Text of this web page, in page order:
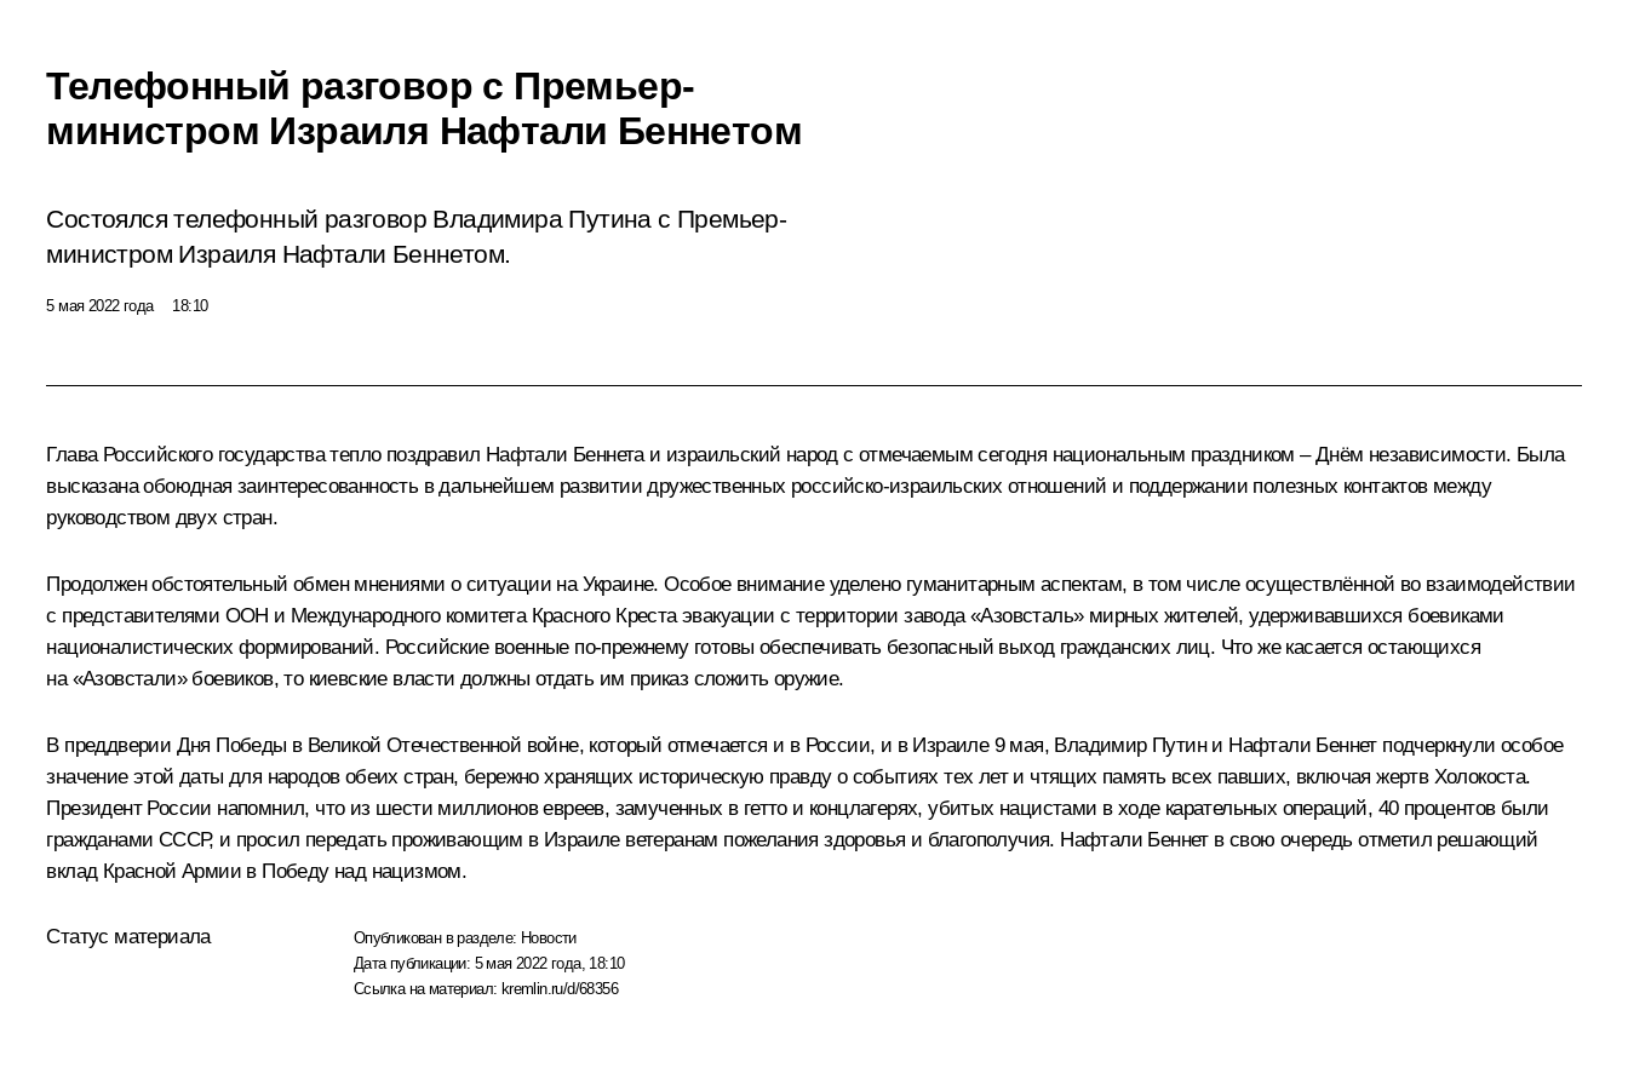
Телефонный разговор с Премьер-
министром Израиля Нафтали Беннетом
Состоялся телефонный разговор Владимира Путина с Премьер-
министром Израиля Нафтали Беннетом.
5 мая 2022 года 18:10
Глава Российского государства тепло поздравил Нафтали Беннетаи израильский народ с отмечаемым сегодня национальным праздником – Днём независимости. Была
высказана обоюдная заинтересованность в дальнейшем развитии дружественных российско-израильских отношений и поддержании полезных контактов между
руководством двух стран.
Продолжен обстоятельный обмен мнениями о ситуации на Украине. Особое внимание уделено гуманитарным аспектам, в том числе осуществлённой во взаимодействии
с представителями ООН и Международного комитета Красного Креста эвакуации с территории завода «Азовсталь» мирных жителей, удерживавшихся боевиками
националистических формирований. Российские военные по-прежнему готовы обеспечивать безопасный выход гражданских лиц. Что же касается остающихся
на «Азовстали» боевиков, то киевские власти должны отдать им приказ сложить оружие.
В преддверии Дня Победы в Великой Отечественной войне, который отмечается и в России, и в Израиле 9 мая, Владимир Путин и Нафтали Беннет подчеркнули особое
значение этой даты для народов обеих стран, бережно хранящих историческую правду о событиях тех лет и чтящих память всех павших, включая жертв Холокоста.
Президент России напомнил, что из шести миллионов евреев, замученных в гетто и концлагерях, убитых нацистами в ходе карательных операций, 40 процентов были
гражданами СССР, и просил передать проживающим в Израиле ветеранам пожелания здоровья и благополучия. Нафтали Беннет в свою очередь отметил решающий
вклад Красной Армии в Победу над нацизмом.
Статус материала Опубликован в разделе: Новости
Дата публикации: 5 мая 2022 года, 18:10
Ссылка на материал: kremlin.ru/d/68356